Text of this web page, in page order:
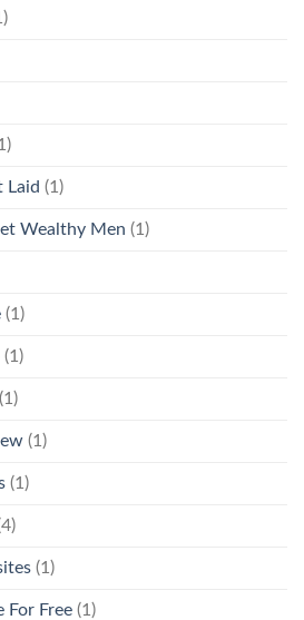
Laid (1)
Wealthy Men (1)
(1)
(1)
(1)
(1)
(1)
(1)
For Free (1)